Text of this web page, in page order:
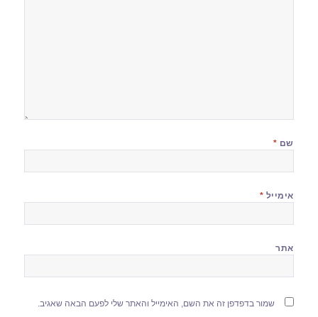
שם *
אימייל *
אתר
שמור בדפדפן זה את השם, האימייל והאתר שלי לפעם הבאה שאגיב.